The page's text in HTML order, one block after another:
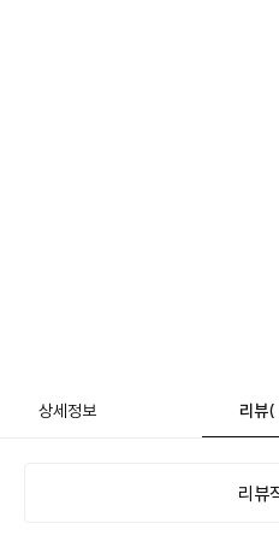
상세정보 리뷰(
리뷰